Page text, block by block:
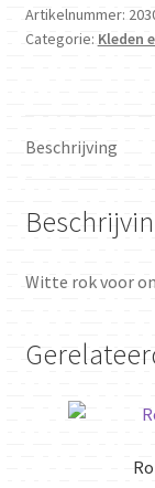
85
cm
Artikelnummer:
Categorie: Kleden
Beschrijving
Witte rok voor